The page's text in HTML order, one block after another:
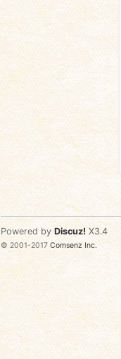
Powered by Discuz! X3.4
© 2001-2017Comsenz Inc.